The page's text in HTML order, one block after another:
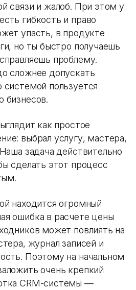
связи и жалоб. При этом у
гибкость и право
упасть, в продукте
но ты быстро получаешь
проблему.
сложнее допускать
пользуется
бизнесов.
как простое
выбрал услугу, мастера,
задача действительно
сделать этот процесс
находится огромный
ошибка в расчете цены
может повлиять на
журнал записей и
Поэтому на начальном
очень крепкий
CRM-системы —